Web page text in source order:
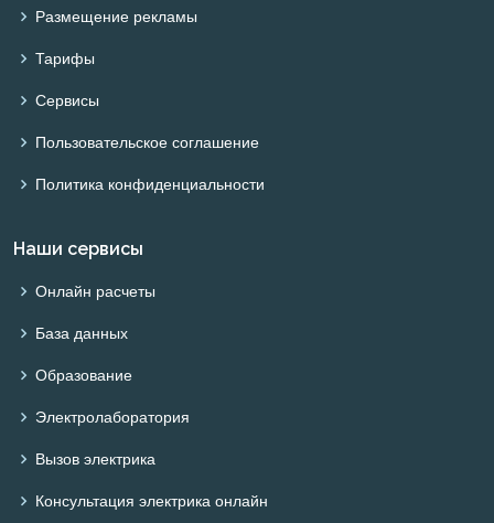
Размещение рекламы
Тарифы
Сервисы
Пользовательское соглашение
Политика конфиденциальности
Наши сервисы
Онлайн расчеты
База данных
Образование
Электролаборатория
Вызов электрика
Консультация электрика онлайн